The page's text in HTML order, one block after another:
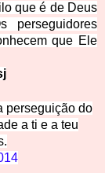
que é de Deus
que Ele
perseguição do
a ti e a teu